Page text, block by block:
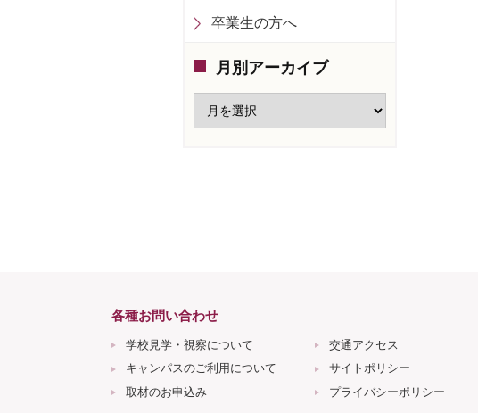
卒業生の方へ
月別アーカイブ
各種お問い合わせ
学校見学・視察について
キャンパスのご利用について
取材のお申込み
交通アクセス
サイトポリシー
プライバシーポリシー